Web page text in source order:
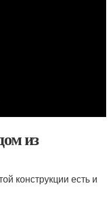
из
конструкции есть и